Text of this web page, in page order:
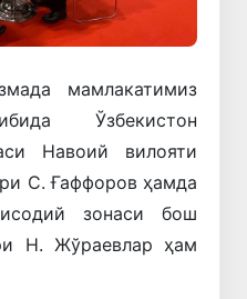
мамлакатимиз
Ўзбекистон
Навоий вилояти
С. Ғаффоров ҳамда
зонаси бош
Н. Жўраевлар ҳам